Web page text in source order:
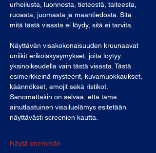
urheilusta, luonnosta, tieteestä, taiteesta,
ruoasta, juomasta ja maantiedosta. Sitä
mitä tästä visasta ei löydy, sitä ei tarvita.
Näyttävän visakokonaisuuden kruunaavat
uniikit erikoiskysymykset, joita löytyy
yksinoikeudella vain tästä visasta. Tästä
esimerkkeinä mysteerit, kuvamuokkaukset,
käännökset, emojit sekä ristikot.
Sanomattakin on selvää, että tämä
ainutlaatuinen visailuelämys esitetään
näyttävästi screenien kautta.
Näytä enemmän